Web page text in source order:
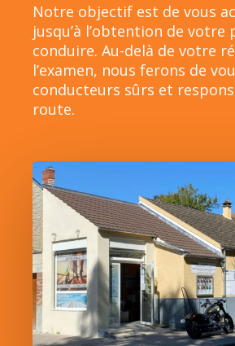
Notre objectif est de vous
jusqu’à l’obtention de votre
conduire. Au-delà de votre
l’examen, nous ferons de
conducteurs sûrs et
route.